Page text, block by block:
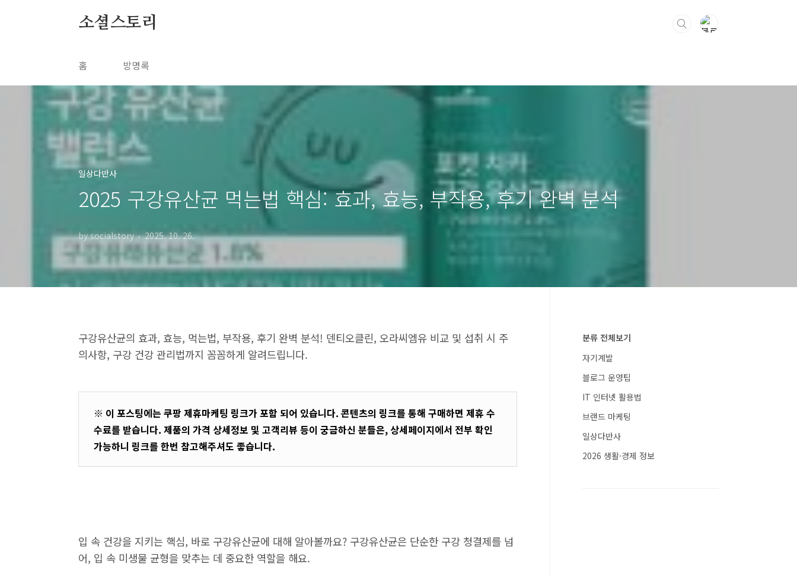
소셜스토리
홈 방명록
일상다반사
2025 구강유산균 먹는법 핵심: 효과, 효능, 부작용, 후기 완벽 분석
by socialstory 2025. 10. 26.
구강유산균의 효과, 효능, 먹는법, 부작용, 후기 완벽 분석! 덴티오클린, 오라씨엠유 비교 및 섭취 시 주
의사항, 구강 건강 관리법까지 꼼꼼하게 알려드립니다.
※ 이 포스팅에는 쿠팡 제휴마케팅 링크가 포함 되어 있습니다. 콘텐츠의 링크를 통해 구매하면 제휴 수
수료를 받습니다. 제품의 가격 상세정보 및 고객리뷰 등이 궁금하신 분들은, 상세페이지에서 전부 확인
가능하니 링크를 한번 참고해주셔도 좋습니다.
입 속 건강을 지키는 핵심, 바로 구강유산균에 대해 알아볼까요? 구강유산균은 단순한 구강 청결제를 넘
어, 입 속 미생물 균형을 맞추는 데 중요한 역할을 해요.
분류 전체보기
자기계발
블로그 운영팁
IT 인터넷 활용법
브랜드 마케팅
일상다반사
2026 생활·경제 정보